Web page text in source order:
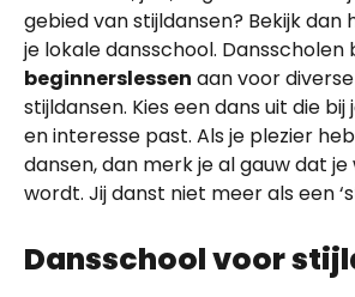
gebied van stijldansen? Bekijk dan
je lokale dansschool. Dansscholen
beginnerslessen aan voor
stijldansen. Kies een dans uit die bij
en interesse past. Als je plezier
dansen, dan merk je al gauw dat je
wordt. Jij danst niet meer als een
Dansschool voor